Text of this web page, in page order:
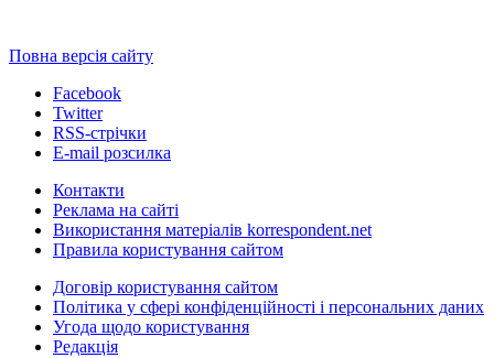
Повна версія сайту
Facebook
Twitter
RSS-стрічки
E-mail розсилка
Контакти
Реклама на сайті
Використання матеріалів korrespondent.net
Правила користування сайтом
Договір користування сайтом
Політика у сфері конфіденційності і персональних даних
Угода щодо користування
Редакція